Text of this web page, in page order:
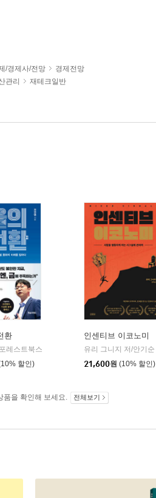
/경제사/전망
경제전망
관리
재테크일반
환
포레스트북스
할인)
인센티브 이코노미
21,600원 (10% 할인)
품을 확인해 보세요. 전체보기